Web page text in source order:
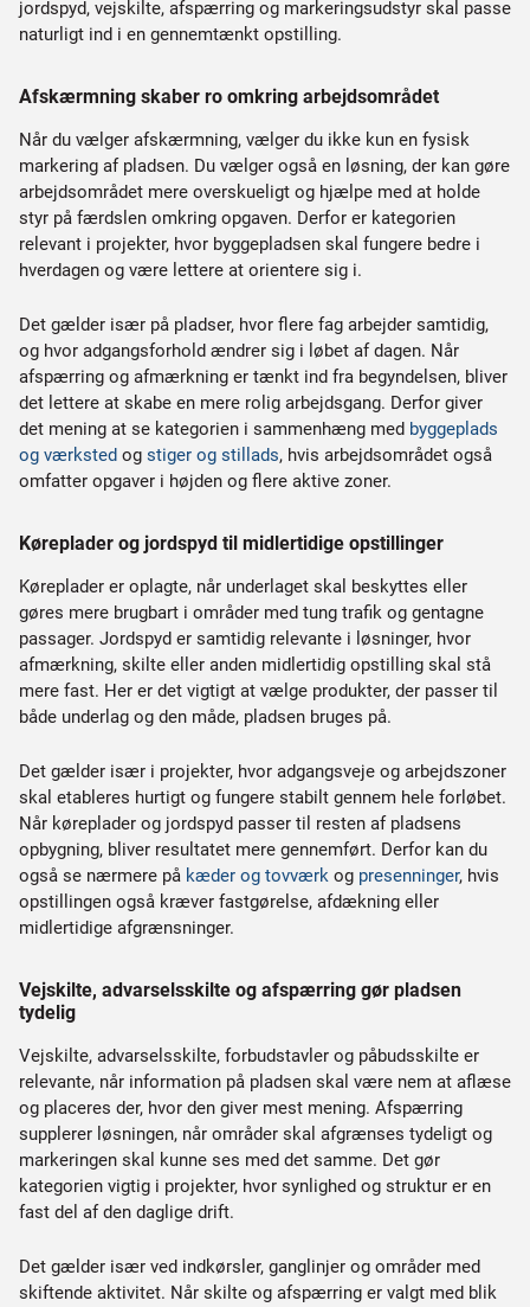
jordspyd, vejskilte, afspærring og markeringsudstyr skal passe
naturligt ind i en gennemtænkt opstilling.
Afskærmning skaber ro omkring arbejdsområdet
Når du vælger afskærmning, vælger du ikke kun en fysisk
markering af pladsen. Du vælger også en løsning, der kan gøre
arbejdsområdet mere overskueligt og hjælpe med at holde
styr på færdslen omkring opgaven. Derfor er kategorien
relevant i projekter, hvor byggepladsen skal fungere bedre i
hverdagen og være lettere at orientere sig i.
Det gælder især på pladser, hvor flere fag arbejder samtidig,
og hvor adgangsforhold ændrer sig i løbet af dagen. Når
afspærring og afmærkning er tænkt ind fra begyndelsen, bliver
det lettere at skabe en mere rolig arbejdsgang. Derfor giver
det mening at se kategorien i sammenhæng med byggeplads
og værksted og stiger og stillads, hvis arbejdsområdet også
omfatter opgaver i højden og flere aktive zoner.
Køreplader og jordspyd til midlertidige opstillinger
Køreplader er oplagte, når underlaget skal beskyttes eller
gøres mere brugbart i områder med tung trafik og gentagne
passager. Jordspyd er samtidig relevante i løsninger, hvor
afmærkning, skilte eller anden midlertidig opstilling skal stå
mere fast. Her er det vigtigt at vælge produkter, der passer til
både underlag og den måde, pladsen bruges på.
Det gælder især i projekter, hvor adgangsveje og arbejdszoner
skal etableres hurtigt og fungere stabilt gennem hele forløbet.
Når køreplader og jordspyd passer til resten af pladsens
opbygning, bliver resultatet mere gennemført. Derfor kan du
også se nærmere på kæder og tovværk og presenninger, hvis
opstillingen også kræver fastgørelse, afdækning eller
midlertidige afgrænsninger.
Vejskilte, advarselsskilte og afspærring gør pladsen
tydelig
Vejskilte, advarselsskilte, forbudstavler og påbudsskilte er
relevante, når information på pladsen skal være nem at aflæse
og placeres der, hvor den giver mest mening. Afspærring
supplerer løsningen, når områder skal afgrænses tydeligt og
markeringen skal kunne ses med det samme. Det gør
kategorien vigtig i projekter, hvor synlighed og struktur er en
fast del af den daglige drift.
Det gælder især ved indkørsler, ganglinjer og områder med
skiftende aktivitet. Når skilte og afspærring er valgt med blik